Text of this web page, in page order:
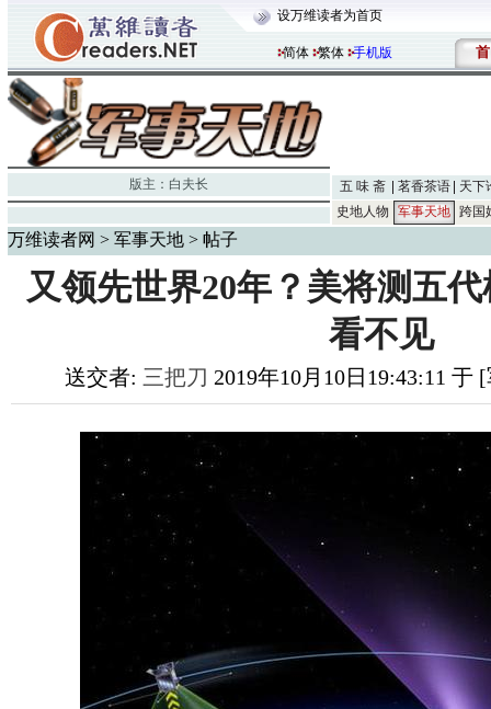
设万维读者为首页
简体 繁体 手机版 首
版主： 白夫长 五 味 斋 茗香茶语
天下
史地人物
军事天地 跨国
万维读者网 > 军事天地 > 帖子
又领先世界20年？美将测五
看不见
送交者: 三把刀 2019年10月10日19:43:11 于